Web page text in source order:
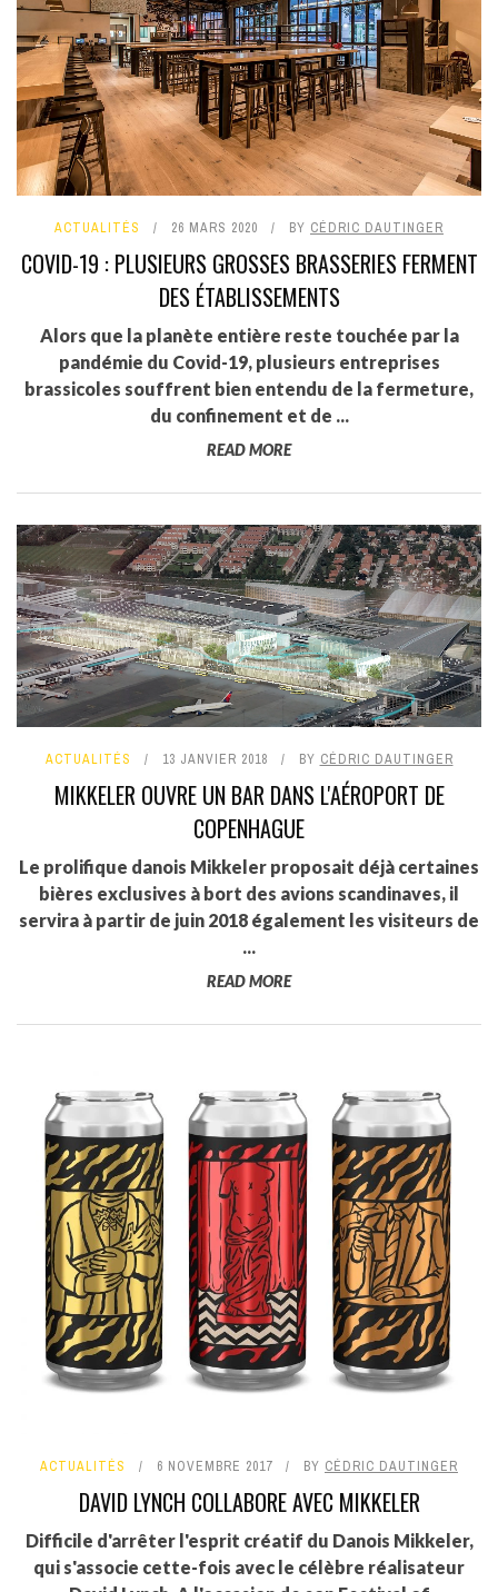
ACTUALITÉS 26 MARS 2020 BY CÉDRIC DAUTINGER
COVID-19 : PLUSIEURS GROSSES BRASSERIES FERMENT
DES ÉTABLISSEMENTS
Alors que la planète entière reste touchée par la
pandémie du Covid-19, plusieurs entreprises
brassicoles souffrent bien entendu de la fermeture,
du confinement et de ...
READ MORE
ACTUALITÉS 13 JANVIER 2018 BY CÉDRIC DAUTINGER
MIKKELER OUVRE UN BAR DANS L'AÉROPORT DE
COPENHAGUE
Le prolifique danois Mikkeler proposait déjà certaines
bières exclusives à bort des avions scandinaves, il
servira à partir de juin 2018 également les visiteurs de
...
READ MORE
ACTUALITÉS 6 NOVEMBRE 2017 BY CÉDRIC DAUTINGER
DAVID LYNCH COLLABORE AVEC MIKKELER
Difficile d'arrêter l'esprit créatif du Danois Mikkeler,
qui s'associe cette-fois avec le célèbre réalisateur